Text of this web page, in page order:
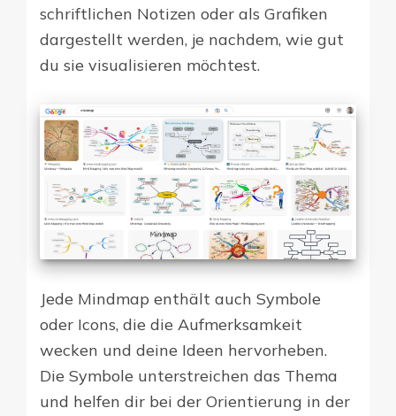
schriftlichen Notizen oder als Grafiken
dargestellt werden, je nachdem, wie gut
du sie visualisieren möchtest.
Jede Mindmap enthält auch Symbole
oder Icons, die die Aufmerksamkeit
wecken und deine Ideen hervorheben.
Die Symbole unterstreichen das Thema
und helfen dir bei der Orientierung in der